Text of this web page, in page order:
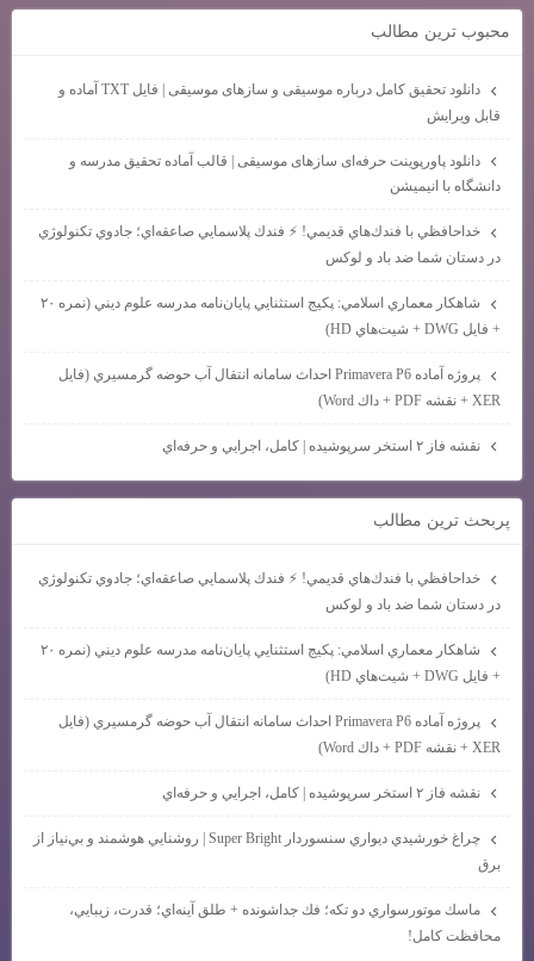
محبوب ترين مطالب
دانلود تحقیق کامل درباره موسیقی و سازهای موسیقی | فایل TXT آماده و
قابل ویرایش
دانلود پاورپوینت حرفه‌ای سازهای موسیقی | قالب آماده تحقیق مدرسه و
دانشگاه با انیمیشن
خداحافظي با فندك‌هاي قديمي! ⚡ فندك پلاسمايي صاعقه‌اي؛ جادوي تكنولوژي
در دستان شما ضد باد و لوكس
شاهكار معماري اسلامي: پكيج استثنايي پايان‌نامه مدرسه علوم ديني (نمره ۲۰
+ فايل DWG + شيت‌هاي HD)
پروژه آماده Primavera P6 احداث سامانه انتقال آب حوضه گرمسيري (فايل
XER + نقشه PDF + داك Word)
نقشه فاز ۲ استخر سرپوشيده | كامل، اجرايي و حرفه‌اي
پربحث ترين مطالب
خداحافظي با فندك‌هاي قديمي! ⚡ فندك پلاسمايي صاعقه‌اي؛ جادوي تكنولوژي
در دستان شما ضد باد و لوكس
شاهكار معماري اسلامي: پكيج استثنايي پايان‌نامه مدرسه علوم ديني (نمره ۲۰
+ فايل DWG + شيت‌هاي HD)
پروژه آماده Primavera P6 احداث سامانه انتقال آب حوضه گرمسيري (فايل
XER + نقشه PDF + داك Word)
نقشه فاز ۲ استخر سرپوشيده | كامل، اجرايي و حرفه‌اي
چراغ خورشيدي ديواري سنسوردار Super Bright | روشنايي هوشمند و بي‌نياز از
برق
ماسك موتورسواري دو تكه؛ فك جداشونده + طلق آينه‌اي؛ قدرت، زيبايي،
محافظت كامل!